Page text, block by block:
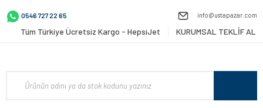
0546 727 22 65 info@ustapazar.com
Tüm Türkiye Ücretsiz Kargo - HepsiJet KURUMSAL TEKLİF AL